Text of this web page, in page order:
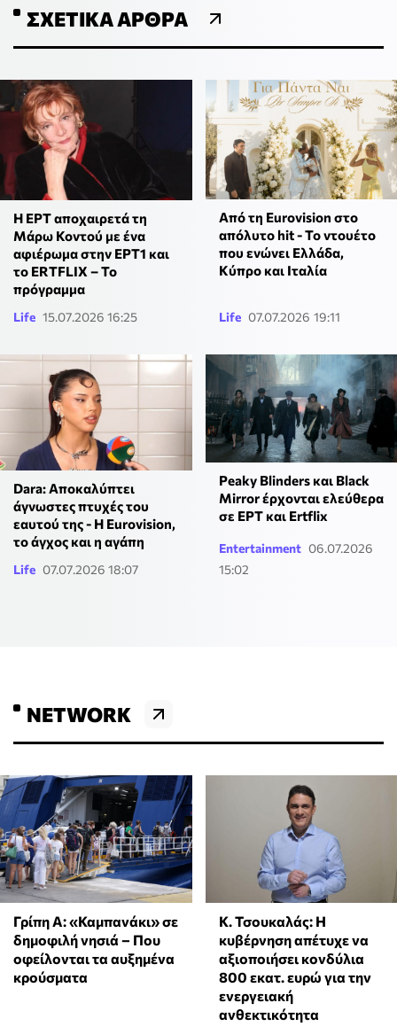
ΣΧΕΤΙΚΆ ΆΡΘΡΑ
Η ΕΡΤ αποχαιρετά τη
Μάρω Κοντού με ένα
αφιέρωμα στην ΕΡΤ1 και
το ERTFLIX – Το
πρόγραμμα
Life 15.07.2026 16:25
Από τη Eurovision στο
απόλυτο hit - Το ντουέτο
που ενώνει Ελλάδα,
Κύπρο και Ιταλία
Life 07.07.2026 19:11
Dara: Αποκαλύπτει
άγνωστες πτυχές του
εαυτού της - Η Eurovision,
το άγχος και η αγάπη
Life 07.07.2026 18:07
Peaky Blinders και Black
Mirror έρχονται ελεύθερα
σε ΕΡΤ και Ertflix
Entertainment 06.07.2026
15:02
NETWORK
Γρίπη Α: «Καμπανάκι» σε
δημοφιλή νησιά – Που
οφείλονται τα αυξημένα
κρούσματα
Κ. Τσουκαλάς: Η
κυβέρνηση απέτυχε να
αξιοποιήσει κονδύλια
800 εκατ. ευρώ για την
ενεργειακή
ανθεκτικότητα